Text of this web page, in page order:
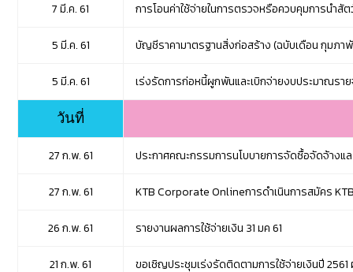
7 มี.ค. 61 การโอนค่าใช้จ่ายในการตรวจหรือควบคุมการนำ
5 มี.ค. 61 บัญชีราคามาตรฐานสิ่งก่อสร้าง (ฉบับเดือน กุมภ
5 มี.ค. 61 เร่งรัดการก่อหนี้ผูกพันและเบิกจ่ายงบประมาณรา
วันที่
27 ก.พ. 61 ประกาศคณะกรรมการนโบบายการจัดซื้อจัดจ้า
27 ก.พ. 61 KTB Corporate Onlineการดำเนินการสมัคร
26 ก.พ. 61 รายงานผลการใช้จ่ายเงิน 31 มค 61
21 ก.พ. 61 ขอเชิญประชุมเร่งรัดติดตามการใช้จ่ายเงินปี